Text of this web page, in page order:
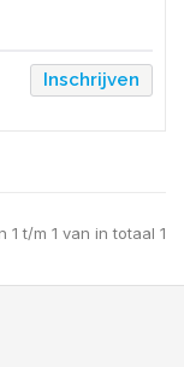
Inschrijven
1 t/m 1 van in totaal 1